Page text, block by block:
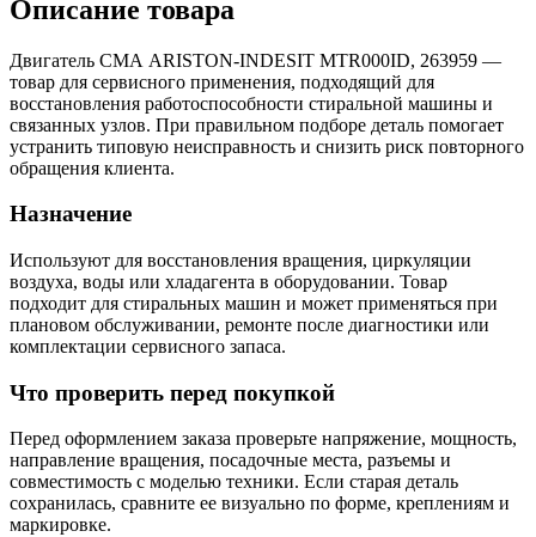
Описание товара
Двигатель СМА ARISTON-INDESIT MTR000ID, 263959 —
товар для сервисного применения, подходящий для
восстановления работоспособности стиральной машины и
связанных узлов. При правильном подборе деталь помогает
устранить типовую неисправность и снизить риск повторного
обращения клиента.
Назначение
Используют для восстановления вращения, циркуляции
воздуха, воды или хладагента в оборудовании. Товар
подходит для стиральных машин и может применяться при
плановом обслуживании, ремонте после диагностики или
комплектации сервисного запаса.
Что проверить перед покупкой
Перед оформлением заказа проверьте напряжение, мощность,
направление вращения, посадочные места, разъемы и
совместимость с моделью техники. Если старая деталь
сохранилась, сравните ее визуально по форме, креплениям и
маркировке.